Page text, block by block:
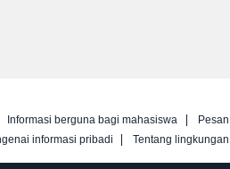
Informasi berguna bagi mahasiswa
informasi pribadi Tentang